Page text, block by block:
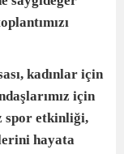
kadınlar için
için
spor etkinliği,
hayata